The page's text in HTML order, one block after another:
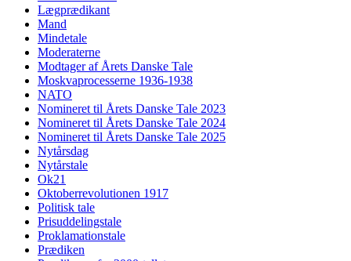
Lægprædikant
Mand
Mindetale
Moderaterne
Modtager af Årets Danske Tale
Moskvaprocesserne 1936-1938
NATO
Nomineret til Årets Danske Tale 2023
Nomineret til Årets Danske Tale 2024
Nomineret til Årets Danske Tale 2025
Nytårsdag
Nytårstale
Ok21
Oktoberrevolutionen 1917
Politisk tale
Prisuddelingstale
Proklamationstale
Prædiken